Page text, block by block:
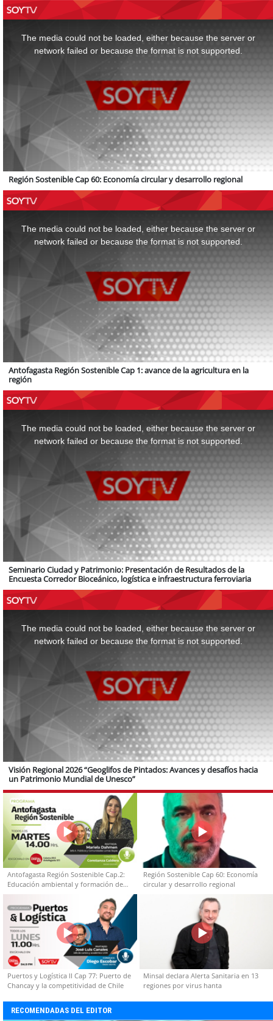
The media could not be loaded, either because the server or
network failed or because the format is not supported.
Región Sostenible Cap 60: Economía circular y desarrollo regional
The media could not be loaded, either because the server or
network failed or because the format is not supported.
Antofagasta Región Sostenible Cap 1: avance de la agricultura en la
región
The media could not be loaded, either because the server or
network failed or because the format is not supported.
Seminario Ciudad y Patrimonio: Presentación de Resultados de la
Encuesta Corredor Bioceánico, logística e infraestructura ferroviaria
The media could not be loaded, either because the server or
network failed or because the format is not supported.
Visión Regional 2026 “Geoglifos de Pintados: Avances y desafíos hacia
un Patrimonio Mundial de Unesco”
Antofagasta Región Sostenible Cap.2:
Educación ambiental y formación de
capacidades técnicas
Región Sostenible Cap 60: Economía
circular y desarrollo regional
Puertos y Logística II Cap 77: Puerto de
Chancay y la competitividad de Chile
Minsal declara Alerta Sanitaria en 13
regiones por virus hanta
RECOMENDADAS DEL EDITOR